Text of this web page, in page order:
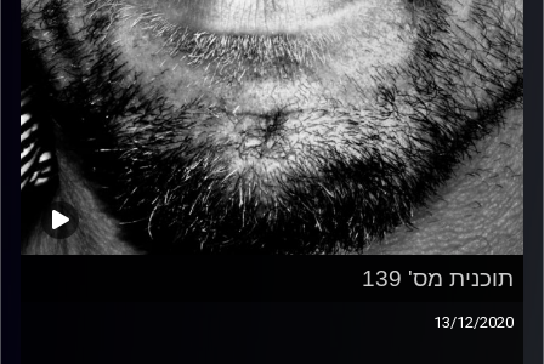
תוכנית מס' 139
13/12/2020